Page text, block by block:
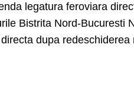
legatura feroviara
Bistrita Nord-Bucuresti
dupa